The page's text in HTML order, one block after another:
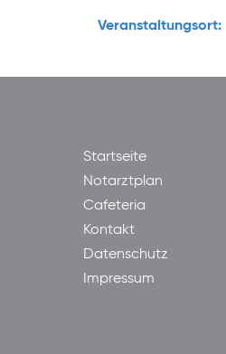
Veranstaltungsort:
Startseite
Notarztplan
Cafeteria
Kontakt
Datenschutz
Impressum